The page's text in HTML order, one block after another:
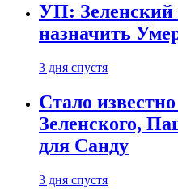
УП: Зеленский
назначить
3 дня спустя
Стало
Зеленского,
для Санду
3 дня спустя